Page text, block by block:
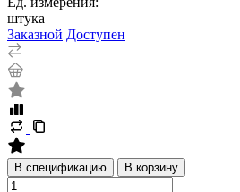
штука
Заказной Доступен
В спецификацию В корзину